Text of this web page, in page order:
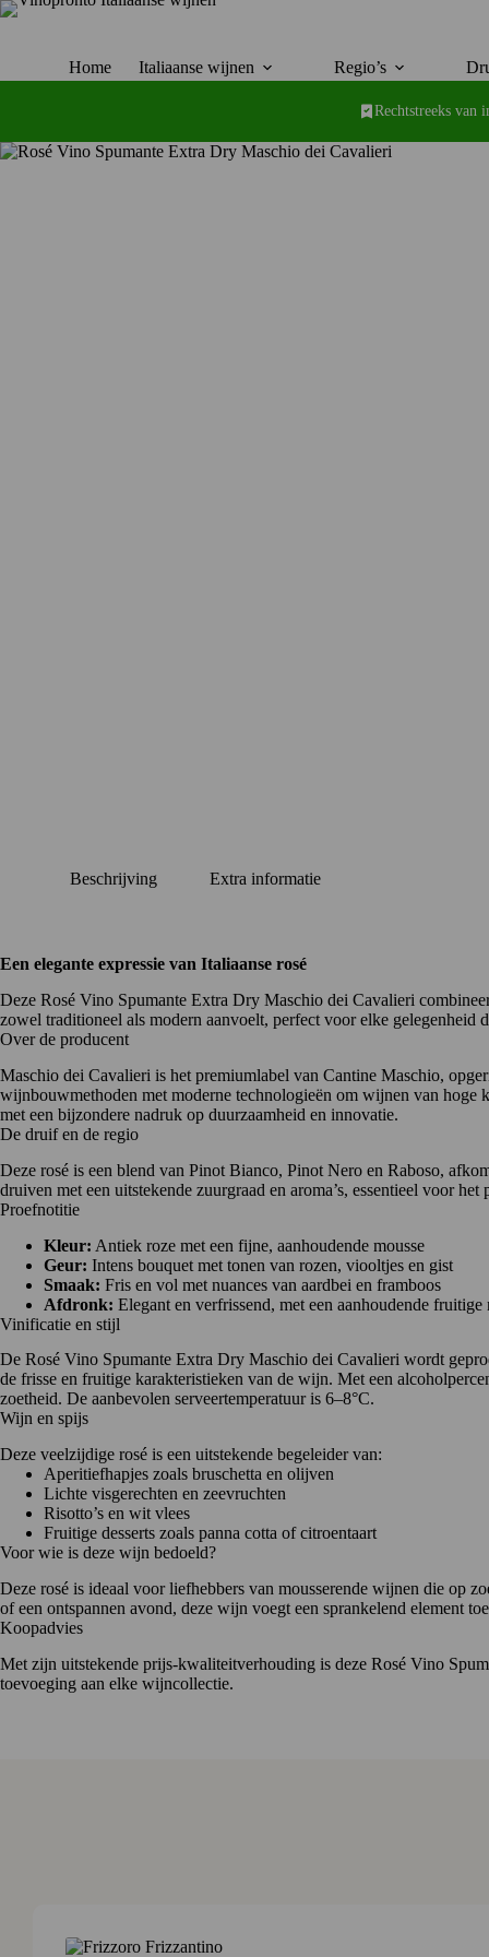
Ga
Home Italiaanse wijnen Regio’s
Rechtstreeks van
Beschrijving Extra informatie
Een elegante expressie van Italiaanse rosé
Deze Rosé Vino Spumante Extra Dry Maschio dei Cavalieri
zowel traditioneel als modern aanvoelt, perfect voor elke gelegenheid
Over de producent
Maschio dei Cavalieri is het premiumlabel van Cantine Maschio,
wijnbouwmethoden met moderne technologieën om wijnen van hoge
met een bijzondere nadruk op duurzaamheid en innovatie.
De druif en de regio
Deze rosé is een blend van Pinot Bianco, Pinot Nero en Raboso,
druiven met een uitstekende zuurgraad en aroma’s, essentieel voor
Proefnotitie
Kleur: Antiek roze met een fijne, aanhoudende mousse
Geur: Intens bouquet met tonen van rozen, viooltjes en gist
Smaak: Fris en vol met nuances van aardbei en framboos
Afdronk: Elegant en verfrissend, met een aanhoudende fruitige
Vinificatie en stijl
De Rosé Vino Spumante Extra Dry Maschio dei Cavalieri wordt
de frisse en fruitige karakteristieken van de wijn. Met een
zoetheid. De aanbevolen serveertemperatuur is 6–8°C.
Wijn en spijs
Deze veelzijdige rosé is een uitstekende begeleider van:
Aperitiefhapjes zoals bruschetta en olijven
Lichte visgerechten en zeevruchten
Risotto’s en wit vlees
Fruitige desserts zoals panna cotta of citroentaart
Voor wie is deze wijn bedoeld?
Deze rosé is ideaal voor liefhebbers van mousserende wijnen die op
of een ontspannen avond, deze wijn voegt een sprankelend element
Koopadvies
Met zijn uitstekende prijs-kwaliteitverhouding is deze Rosé Vino
toevoeging aan elke wijncollectie.